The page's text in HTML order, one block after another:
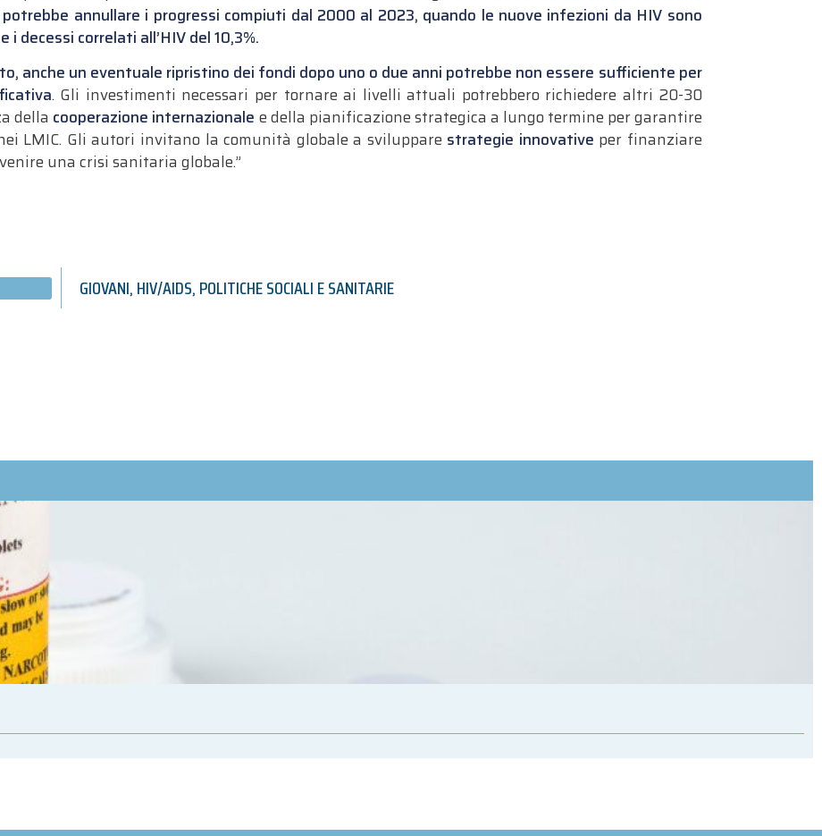
annullare i progressi compiuti dal 2000 al 2023, quando le nuove infezioni da HIV sono
i decessi correlati all’HIVdel 10,3%.
anche un eventuale ripristino dei fondi dopo uno o due anni potrebbe non essere sufficiente per
. Gli investimenti necessari per tornare ai livelli attuali potrebbero richiedere altri 20-30
della cooperazione internazionale e della pianificazione strategica a lungo termine per garantire
LMIC. Gli autori invitano la comunità globale a sviluppare strategie innovative per finanziare
una crisi sanitaria globale.”
GIOVANI,HIV/AIDS,POLITICHE SOCIALI E SANITARIE